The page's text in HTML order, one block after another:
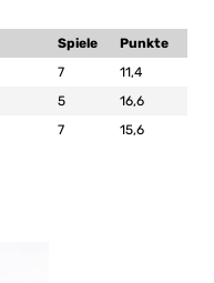
Spiele
Punkte
7
11,4
5
16,6
7 15,6